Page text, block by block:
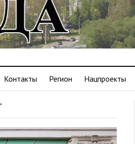
Контакты Регион Нацпроекты